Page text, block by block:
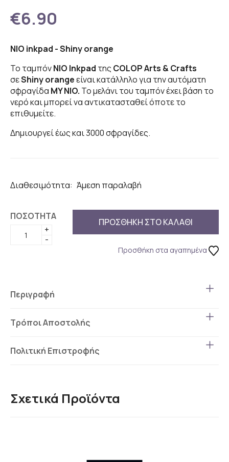
€6.90
NIO inkpad - Shiny orange
Το ταμπόνNIO Inkpad της COLOP Arts & Crafts
σεShiny orangeείναι κατάλληλο για την αυτόματη
σφραγίδα MY NIO. Το μελάνι του ταμπόν έχει βάση το
νερό και μπορεί να αντικατασταθεί όποτε το
επιθυμείτε.
Δημιουργεί έως και 3000 σφραγίδες.
Διαθεσιμότητα: Άμεση παραλαβή
ΠΟΣΟΤΗΤΑ
+
-
ΠΡΟΣΘΗΚΗ ΣΤΟ ΚΑΛΑΘΙ
Προσθήκη στα αγαπημένα
Περιγραφή
Τρόποι Αποστολής
Πολιτική Επιστροφής
Σχετικά Προϊόντα